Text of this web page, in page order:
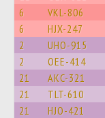
6 VKL-806
6 HJX-247
2 UHO-915
2 OEE-414
21 AKC-321
21 TLT-610
21 HJO-421